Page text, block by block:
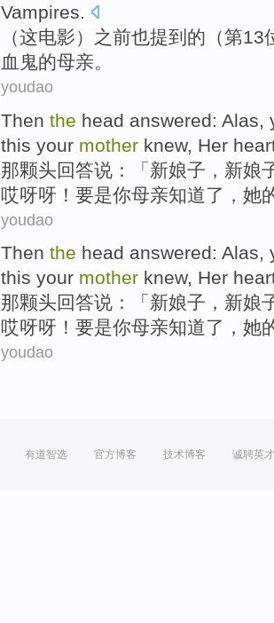
Vampires.
（这电影） 之前也提到 的 （第13
血鬼的母亲。
youdao
Then the head answered: Alas
this your mother knew, Her
那颗头回答说 ：「新娘子 ，新娘
哎呀呀！ 要是你母亲知道了 ， 她
youdao
Then the head answered: Alas,
this your mother knew, Her
那颗头回答说 ：「 新娘子 ，新娘
哎呀呀！ 要是你母亲知道了 ， 她
youdao
有道智选 官方博客 技术博客 诚聘英才